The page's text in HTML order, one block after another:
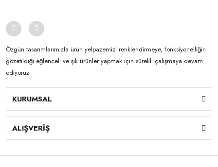
Özgün tasarımlarımızla ürün yelpazemizi renklendirmeye, fonksiyonelliğin
gözetildiği eğlenceli ve şık ürünler yapmak için sürekli çalışmaya devam
ediyoruz
KURUMSAL
ALIŞVERİŞ